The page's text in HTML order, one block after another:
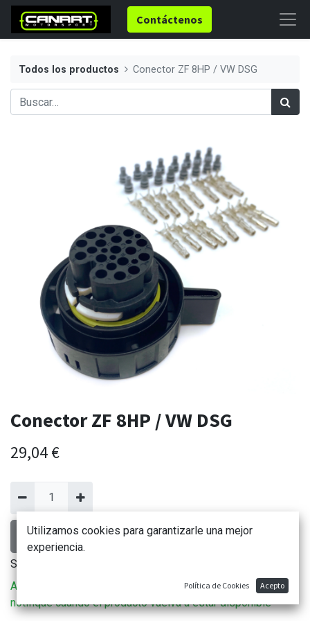
Contáctenos
Todos los productos Conector ZF 8HP / VW DSG
Conector ZF 8HP / VW DSG
29,04 €
AÑADIR AL CARRITO
Sin existencias.
Agregue el artículo a su lista de deseos para que se le
notifique cuando el producto vuelva a estar disponible
Utilizamos cookies para garantizarle una mejor
experiencia.
Política de Cookies Acepto